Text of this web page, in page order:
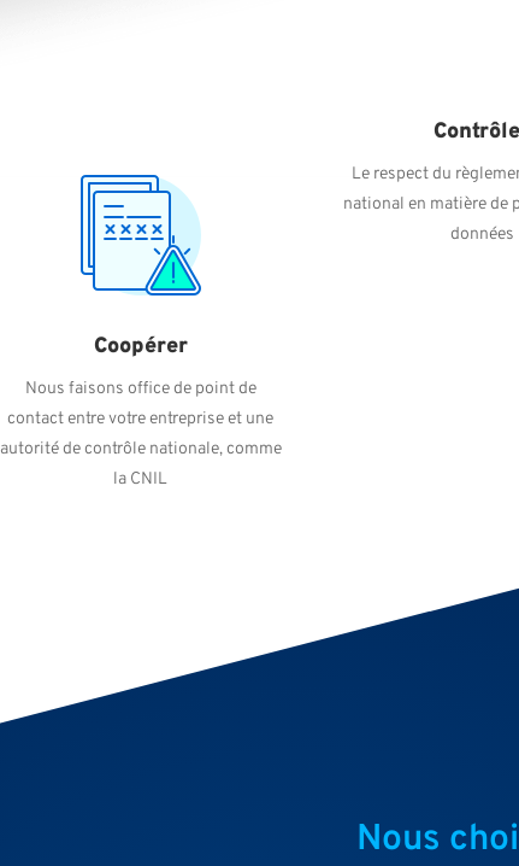
Coopérer
Nous faisons office de point de
contact entre votre entreprise et une
autorité de contrôle nationale, comme
la CNIL
Le respect du
national en matière de
données
Nous